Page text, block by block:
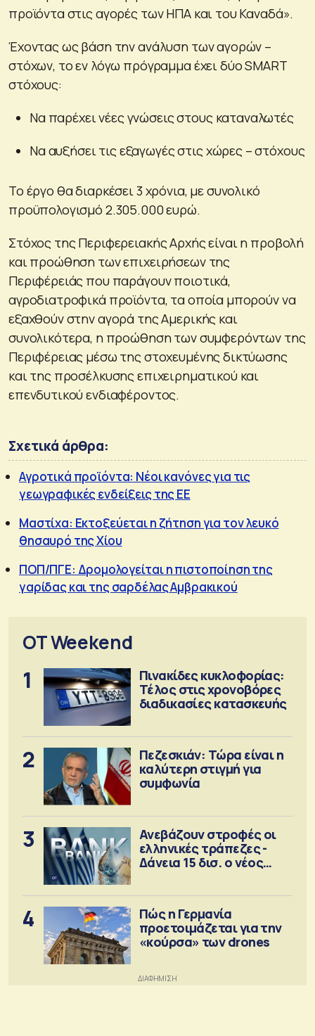
προϊόντα στις αγορές των ΗΠΑ και του Καναδά».
Έχοντας ως βάση την ανάλυση των αγορών –
στόχων, το εν λόγω πρόγραμμα έχει δύο SMART
στόχους:
Να παρέχει νέες γνώσεις στους καταναλωτές
Να αυξήσει τις εξαγωγές στις χώρες – στόχους
Το έργο θα διαρκέσει 3 χρόνια, με συνολικό
προϋπολογισμό 2.305.000 ευρώ.
Στόχος της Περιφερειακής Αρχής είναι η προβολή
και προώθηση των επιχειρήσεων της
Περιφέρειάς που παράγουν ποιοτικά,
αγροδιατροφικά προϊόντα, τα οποία μπορούν να
εξαχθούν στην αγορά της Αμερικής και
συνολικότερα, η προώθηση των συμφερόντων της
Περιφέρειας μέσω της στοχευμένης δικτύωσης
και της προσέλκυσης επιχειρηματικού και
επενδυτικού ενδιαφέροντος.
Σχετικά άρθρα:
Αγροτικά προϊόντα: Νέοι κανόνες για τις
γεωγραφικές ενδείξεις της ΕΕ
Μαστίχα: Εκτοξεύεται η ζήτηση για τον λευκό
θησαυρό της Χίου
ΠΟΠ/ΠΓΕ: Δρομολογείται η πιστοποίηση της
γαρίδας και της σαρδέλας Αμβρακικού
OT Weekend
1
Πινακίδες κυκλοφορίας:
Τέλος στις χρονοβόρες
διαδικασίες κατασκευής
2
Πεζεσκιάν: Τώρα είναι η
καλύτερη στιγμή για
συμφωνία
3
Ανεβάζουν στροφές οι
ελληνικές τράπεζες -
Δάνεια 15 δισ. ο νέος
4
Πώς η Γερμανία
προετοιμάζεται για την
«κούρσα» των drones